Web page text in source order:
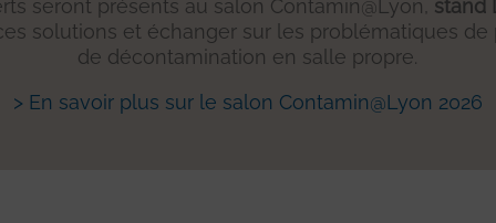
seront présents au salon Contamin@Lyon, stand
solutions et échanger sur les problématiques de
de décontamination en salle propre.
> En savoir plus sur le salon Contamin@Lyon 2026